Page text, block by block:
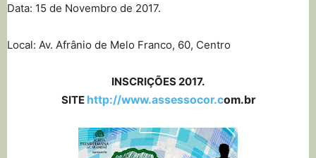
Data: 15 de Novembro de 2017.
Local: Av. Afrânio de Melo Franco, 60, Centro
INSCRIÇÕES 2017.
SITE http://www.assessocor.com.br